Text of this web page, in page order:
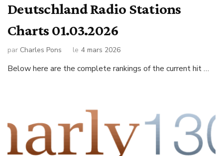
Deutschland Radio Stations
Charts 01.03.2026
par Charles Pons le 4 mars 2026
Below here are the complete rankings of the current hit …